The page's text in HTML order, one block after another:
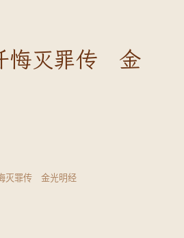
悔灭罪传 金
灭罪传 金光明经